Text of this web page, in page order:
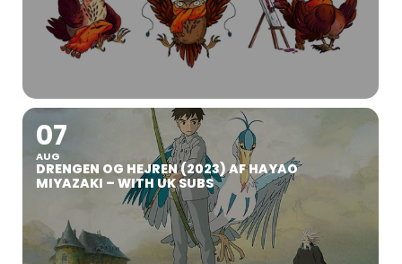
07
AUG
DRENGEN OG HEJREN (2023) AF HAYAO
MIYAZAKI – WITH UK SUBS